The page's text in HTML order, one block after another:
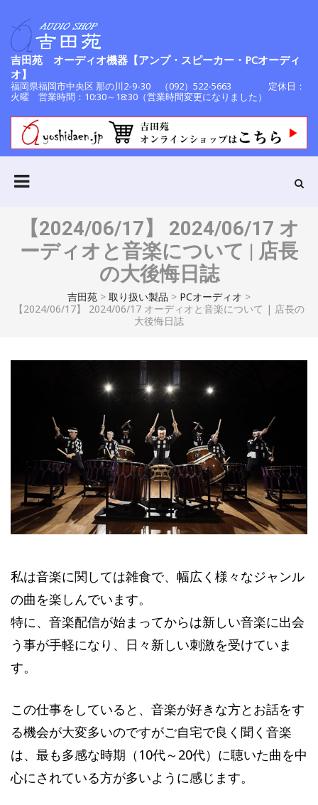
吉田苑 オーディオ機器【アンプ・スピーカー・PCオーディ
オ】
福岡県福岡市中央区 那の川2-9-30 （092）522-5663 定休日：
火曜 営業時間：10:30～18:30（営業時間変更になりました）
【2024/06/17】 2024/06/17 オ
ーディオと音楽について | 店長
の大後悔日誌
吉田苑 > 取り扱い製品 > PCオーディオ >
【2024/06/17】 2024/06/17 オーディオと音楽について | 店長の
大後悔日誌
私は音楽に関しては雑食で、幅広く様々なジャンル
の曲を楽しんでいます。
特に、音楽配信が始まってからは新しい音楽に出会
う事が手軽になり、日々新しい刺激を受けていま
す。
この仕事をしていると、音楽が好きな方とお話をす
る機会が大変多いのですがご自宅で良く聞く音楽
は、最も多感な時期（10代～20代）に聴いた曲を中
心にされている方が多いように感じます。